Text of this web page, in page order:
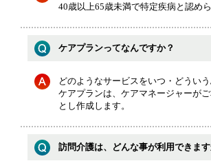
40歳以上65歳未満で特定疾病と認め
ケアプランってなんですか？
どのようなサービスをいつ・どうい
ケアプランは、ケアマネージャーが
とし作成します。
訪問介護は、どんな事が利用できます